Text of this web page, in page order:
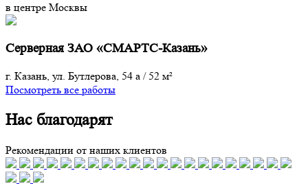
в центре Москвы
Серверная ЗАО «СМАРТС-Казань»
г. Казань, ул. Бутлерова, 54 а /52 м²
Посмотреть все работы
Нас благодарят
Рекомендации от наших клиентов